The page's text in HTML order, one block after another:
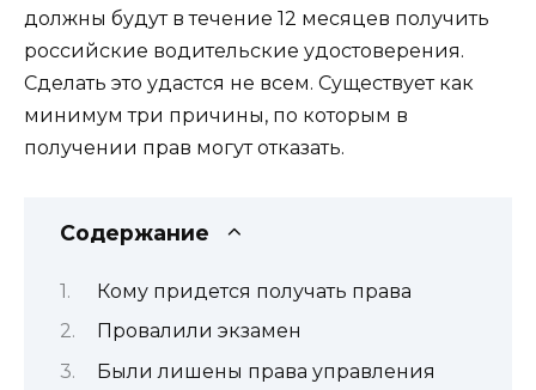
должны будут в течение 12 месяцев получить
российские водительские удостоверения.
Сделать это удастся не всем. Существует как
минимум три причины, по которым в
получении прав могут отказать.
Содержание
Кому придется получать права
Провалили экзамен
Были лишены права управления